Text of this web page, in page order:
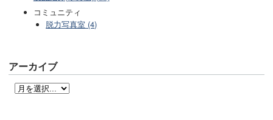
コミュニティ
脱力写真室 (4)
アーカイブ